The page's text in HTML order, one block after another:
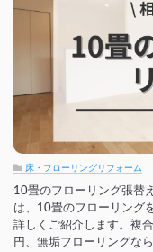
床・フローリングリフォーム
10畳のフローリング張替
は、10畳のフローリング
詳しくご紹介します。複
円、無垢フローリングな